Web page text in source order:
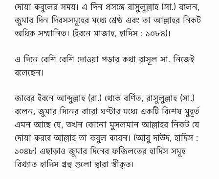
দোয়া কবুলের সময়। এ দিন প্রসঙ্গে রাসুলুল্লাহ (সা.) বলেন,
জুমার দিন দিবসসমূহের মধ্যে শ্রেষ্ঠ এবং তা আল্লাহর নিকট
অধিক সম্মানিত। (ইবনে মাজাহ, হাদিস : ১০৮৪)।
এ দিনে বেশি বেশি দোওয়া পড়ার কথা রাসূল সা. নিজেই
বলেছেন।
জাবের ইবনে আব্দুল্লাহ (রা.) থেকে বর্ণিত, রাসুলুল্লাহ (সা.)
বলেন, জুমার দিনের বারো ঘণ্টার মধ্যে একটি বিশেষ মুহূর্ত
এমন আছে যে, তখন কোনো মুসলমান আল্লাহর নিকট যে
দোয়া করবে আল্লাহ তা কবুল করেন। (আবু দাউদ, হাদিস :
১০৪৮) এছাড়াও জুমার দিনের ফজিলতের হাদিস সমূহ
বিখ্যাত হাদিস গ্রন্থ গুলো দ্বারা স্বীকৃত।